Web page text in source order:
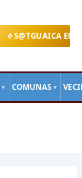
S@TGUAICA EN
▼ COMUNAS ▼